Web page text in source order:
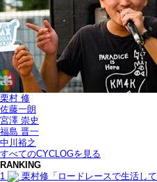
栗村 修
佐藤一朗
宮澤 崇史
福島 晋一
中川裕之
すべてのCYCLOGを見る
RANKING
1
栗村修「ロードレースで生活して